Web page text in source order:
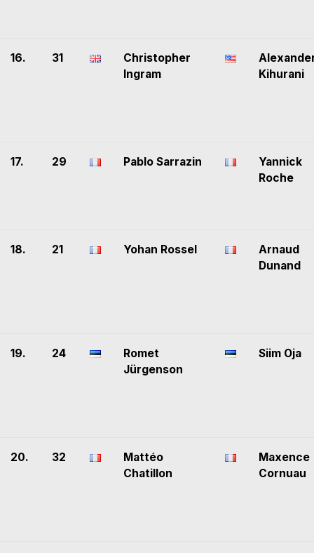
16. 31
Christopher
Ingram
Kihurani
17. 29 Pablo Sarrazin
Yannick
Roche
18. 21 Yohan Rossel
Arnaud
Dunand
19. 24
Romet
Jürgenson
Siim Oja
20. 32
Mattéo
Chatillon
Maxence
Cornuau